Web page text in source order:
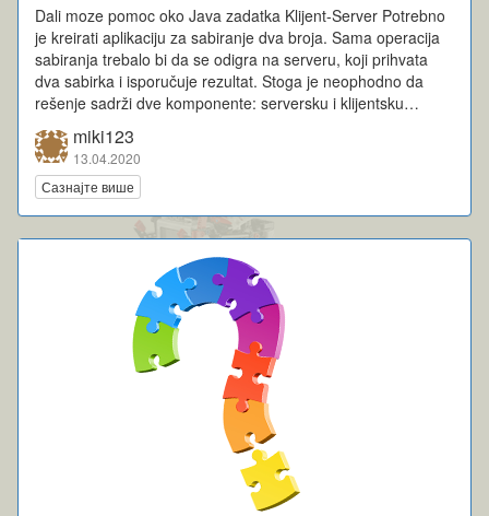
Dali moze pomoc oko Java zadatka Klijent-Server Potrebno
je kreirati aplikaciju za sabiranje dva broja. Sama operacija
sabiranja trebalo bi da se odigra na serveru, koji prihvata
dva sabirka i isporučuje rezultat. Stoga je neophodno da
rešenje sadrži dve komponente: serversku i klijentsku…
miki123
13.04.2020
Сазнајте више